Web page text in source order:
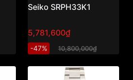
Seiko SRPH33K1
5,781,600₫
-47% 10,800,000₫